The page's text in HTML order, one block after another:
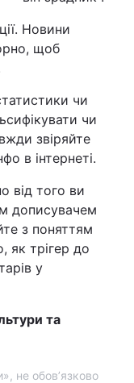
Новини
щоб
чи
чи
звіряйте
в інтернеті.
від того ви
дописувачем
з поняттям
як трігер до
у
та
не обов’язково